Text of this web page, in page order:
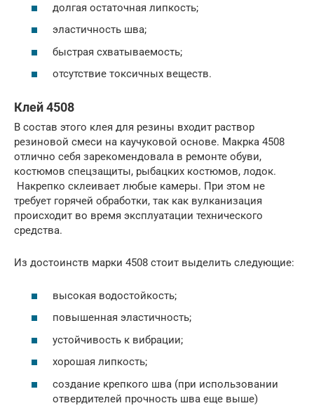
долгая остаточная липкость;
эластичность шва;
быстрая схватываемость;
отсутствие токсичных веществ.
Клей 4508
В состав этого клея для резины входит раствор
резиновой смеси на каучуковой основе. Макрка 4508
отлично себя зарекомендовала в ремонте обуви,
костюмов спецзащиты, рыбацких костюмов, лодок.
Накрепко склеивает любые камеры. При этом не
требует горячей обработки, так как вулканизация
происходит во время эксплуатации технического
средства.
Из достоинств марки 4508 стоит выделить следующие:
высокая водостойкость;
повышенная эластичность;
устойчивость к вибрации;
хорошая липкость;
создание крепкого шва (при использовании
отвердителей прочность шва еще выше)